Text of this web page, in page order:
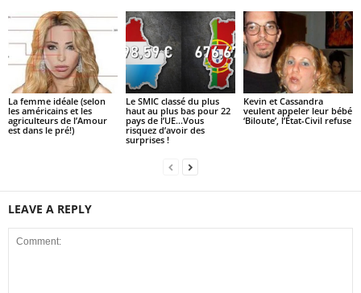
La femme idéale (selon
les américains et les
agriculteurs de l’Amour
est dans le pré!)
Le SMIC classé du plus
haut au plus bas pour 22
pays de l’UE…Vous
risquez d’avoir des
surprises !
Kevin et Cassandra
veulent appeler leur bébé
‘Biloute’, l’État-Civil refuse
LEAVE A REPLY